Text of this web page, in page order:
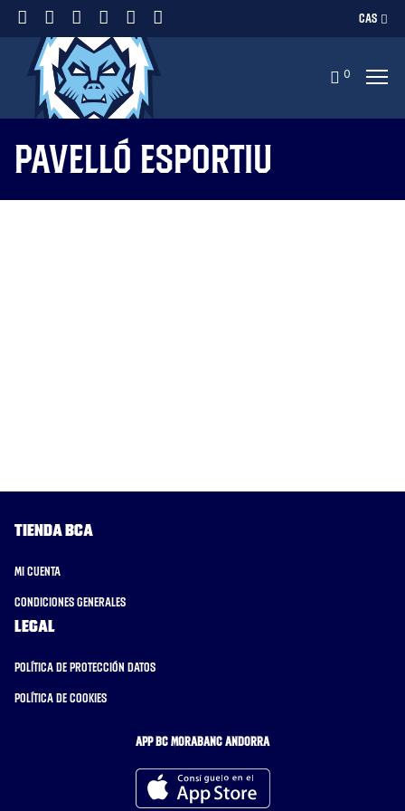
CAS
0
Pavelló Esportiu
Tienda BCA
Mi cuenta
Condiciones generales
Legal
Política de protección datos
Política de cookies
APP BC MORABANC ANDORRA